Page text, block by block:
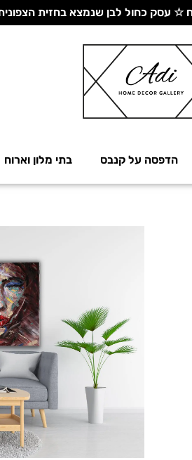
הדפסה על קנבס בתי מלון וארוח